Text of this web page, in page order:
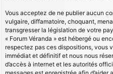
Vous acceptez de ne publier aucun
vulgaire, diffamatoire, choquant,
transgresser la législation de votre
« Forum Véranda » est hébergé ou
respectez pas ces dispositions, vous
immédiat et définitif et nous nous
d’accès à internet et les autorités
messages est enregistrée afin